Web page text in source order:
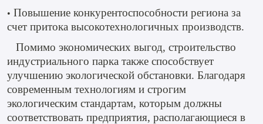
• Повышение конкурентоспособности региона за
счет притока высокотехнологичных производств.
Помимо экономических выгод, строительство
индустриального парка также способствует
улучшению экологической обстановки. Благодаря
современным технологиям и строгим
экологическим стандартам, которым должны
соответствовать предприятия, располагающиеся в